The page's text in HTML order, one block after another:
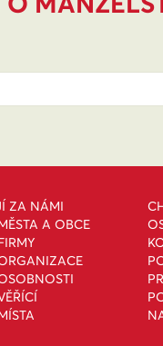
ZA NÁMI
A OBCE